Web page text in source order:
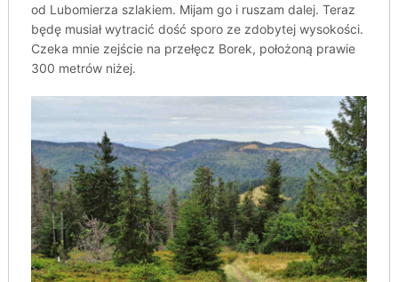
od Lubomierza szlakiem. Mijam go i ruszam dalej. Teraz
będę musiał wytracić dość sporo ze zdobytej wysokości.
Czeka mnie zejście na przełęcz Borek, położoną prawie
300 metrów niżej.